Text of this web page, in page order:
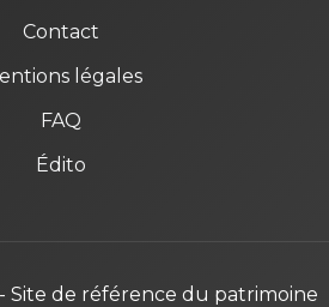
Contact
légales
FAQ
Édito
Site de référence du patrimoine